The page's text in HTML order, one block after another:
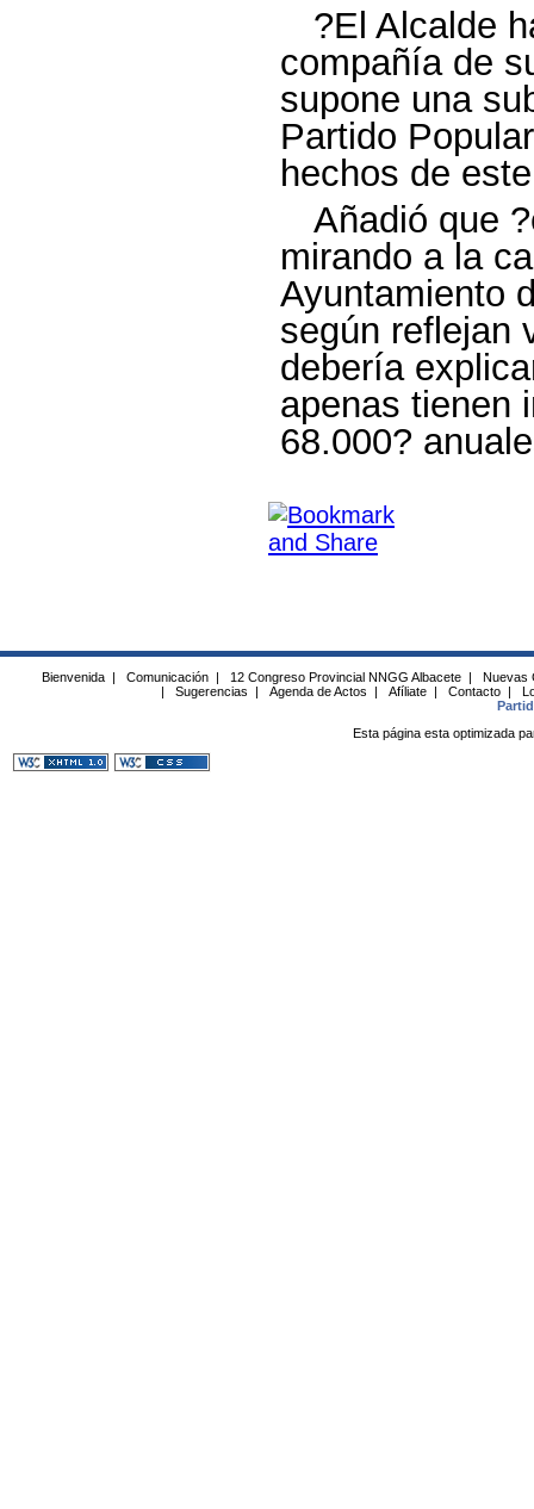
?El Alcalde
compañía de
supone una
Partido
hechos de
Añadió que
mirando a la
Ayuntamiento
según reflejan
debería
apenas tienen
68.000?
Bienvenida | Comunicación | 12 Congreso Provincial NNGG Albacete |
Nuevas
|
Sugerencias | Agenda de Actos | Afíliate | Contacto |
Esta página esta optimizada